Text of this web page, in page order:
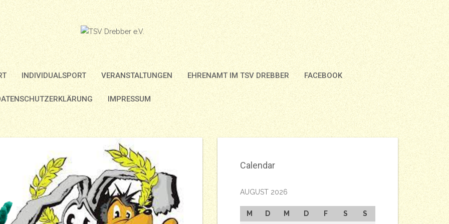
INDIVIDUALSPORT VERANSTALTUNGEN EHRENAMT IM TSV DREBBER FACEBOOK
IMPRESSUM
Calendar
AUGUST 2026
M D M D F S
S